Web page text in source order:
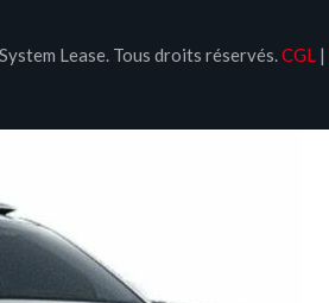
Lease. Tous droits réservés. CGL |